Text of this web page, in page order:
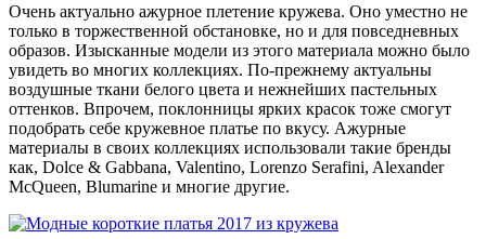
Очень актуально ажурное плетение кружева. Оно уместно не
только в торжественной обстановке, но и для повседневных
образов. Изысканные модели из этого материала можно было
увидеть во многих коллекциях. По-прежнему актуальны
воздушные ткани белого цвета и нежнейших пастельных
оттенков. Впрочем, поклонницы ярких красок тоже смогут
подобрать себе кружевное платье по вкусу. Ажурные
материалы в своих коллекциях использовали такие бренды
как, Dolce & Gabbana, Valentino, Lorenzo Serafini, Alexander
McQueen, Blumarine и многие другие.